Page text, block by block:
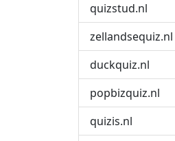
quizstud.nl
zellandsequiz.nl
duckquiz.nl
popbizquiz.nl
quizis.nl